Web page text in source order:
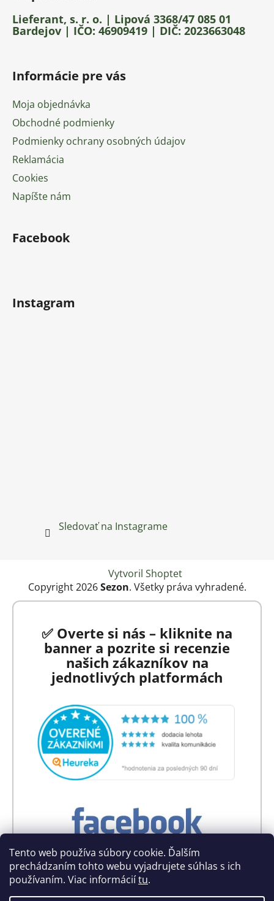
Tento web používa súbory cookie. Ďalším
prechádzaním tohto webu vyjadrujete súhlas s ich
používaním. Viac informáciítu.
Lieferant, s. r. o. | Lipová 3368/47 085 01
Bardejov | IČO: 46909419 | DIČ: 2023663048
Informácie pre vás
Moja objednávka
Obchodné podmienky
Podmienky ochrany osobných údajov
Reklamácia
Cookies
Napíšte nám
Facebook
Instagram
Sledovať na Instagrame
Vytvoril Shoptet
Copyright 2026Sezon. Všetky práva vyhradené.
✅ Overte si nás – kliknite na
banner a pozrite si recenzie
našich zákazníkov na
jednotlivých platformách